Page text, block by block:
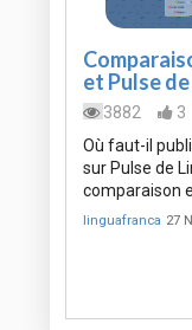
et Pulse
3882
3
Où faut-il
sur Pulse de
comparaison
linguafranca 27